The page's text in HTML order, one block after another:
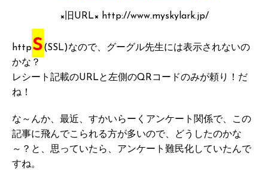
×旧URL× http://www.myskylark.jp/
https(SSL)なので、グーグル先生には表示されないの
かな？
レシート記載のURLと左側のQRコードのみが頼り！だ
ね！
な～んか、最近、すかいらーくアンケート関係で、この
記事に飛んでこられる方が多いので、どうしたのかな
～？と、思っていたら、アンケート難民化していたんで
すね。